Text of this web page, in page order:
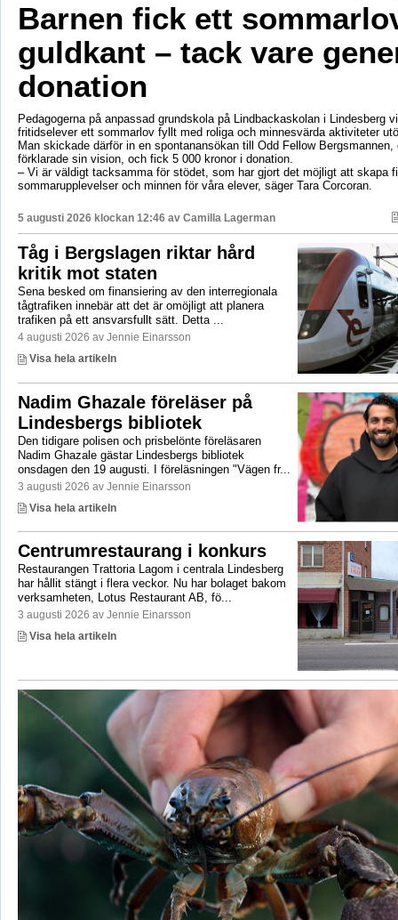
Barnen fick ett
guldkant – tack vare
donation
Pedagogerna på anpassad grundskola på Lindbackaskolan i Lindesberg
fritidselever ett sommarlov fyllt med roliga och minnesvärda aktiviteter
Man skickade därför in en spontanansökan till Odd Fellow Bergsmannen,
förklarade sin vision, och fick 5 000 kronor i donation.
– Vi är väldigt tacksamma för stödet, som har gjort det möjligt att skapa
sommarupplevelser och minnen för våra elever, säger Tara Corcoran.
5 augusti 2026 klockan 12:46 av Camilla Lagerman
Tåg i Bergslagen riktar hård
kritik mot staten
Sena besked om finansiering av den interregionala
tågtrafiken innebär att det är omöjligt att planera
trafiken på ett ansvarsfullt sätt. Detta ...
4 augusti 2026 av Jennie Einarsson
Visa hela artikeln
Nadim Ghazale föreläser på
Lindesbergs bibliotek
Den tidigare polisen och prisbelönte föreläsaren
Nadim Ghazale gästar Lindesbergs bibliotek
onsdagen den 19 augusti. I föreläsningen "Vägen fr...
3 augusti 2026 av Jennie Einarsson
Visa hela artikeln
Centrumrestaurang i konkurs
Restaurangen Trattoria Lagom i centrala Lindesberg
har hållit stängt i flera veckor. Nu har bolaget bakom
verksamheten, Lotus Restaurant AB, fö...
3 augusti 2026 av Jennie Einarsson
Visa hela artikeln